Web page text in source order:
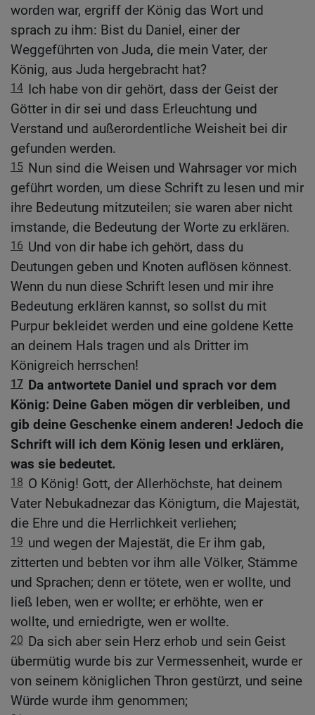
worden war, ergriff der König das Wort und
sprach zu ihm: Bist du Daniel, einer der
Weggeführten von Juda, die mein Vater, der
König, aus Juda hergebracht hat?
14 Ich habe von dir gehört, dass der Geist der
Götter in dir sei und dass Erleuchtung und
Verstand und außerordentliche Weisheit bei dir
gefunden werden.
15 Nun sind die Weisen und Wahrsager vor mich
geführt worden, um diese Schrift zu lesen und mir
ihre Bedeutung mitzuteilen; sie waren aber nicht
imstande, die Bedeutung der Worte zu erklären.
16 Und von dir habe ich gehört, dass du
Deutungen geben und Knoten auflösen könnest.
Wenn du nun diese Schrift lesen und mir ihre
Bedeutung erklären kannst, so sollst du mit
Purpur bekleidet werden und eine goldene Kette
an deinem Hals tragen und als Dritter im
Königreich herrschen!
17 Da antwortete Daniel und sprach vor dem
König: Deine Gaben mögen dir verbleiben, und
gib deine Geschenke einem anderen! Jedoch die
Schrift will ich dem König lesen und erklären,
was sie bedeutet.
18 O König! Gott, der Allerhöchste, hat deinem
Vater Nebukadnezar das Königtum, die Majestät,
die Ehre und die Herrlichkeit verliehen;
19 und wegen der Majestät, die Er ihm gab,
zitterten und bebten vor ihm alle Völker, Stämme
und Sprachen; denn er tötete, wen er wollte, und
ließ leben, wen er wollte; er erhöhte, wen er
wollte, und erniedrigte, wen er wollte.
20 Da sich aber sein Herz erhob und sein Geist
übermütig wurde bis zur Vermessenheit, wurde er
von seinem königlichen Thron gestürzt, und seine
Würde wurde ihm genommen;